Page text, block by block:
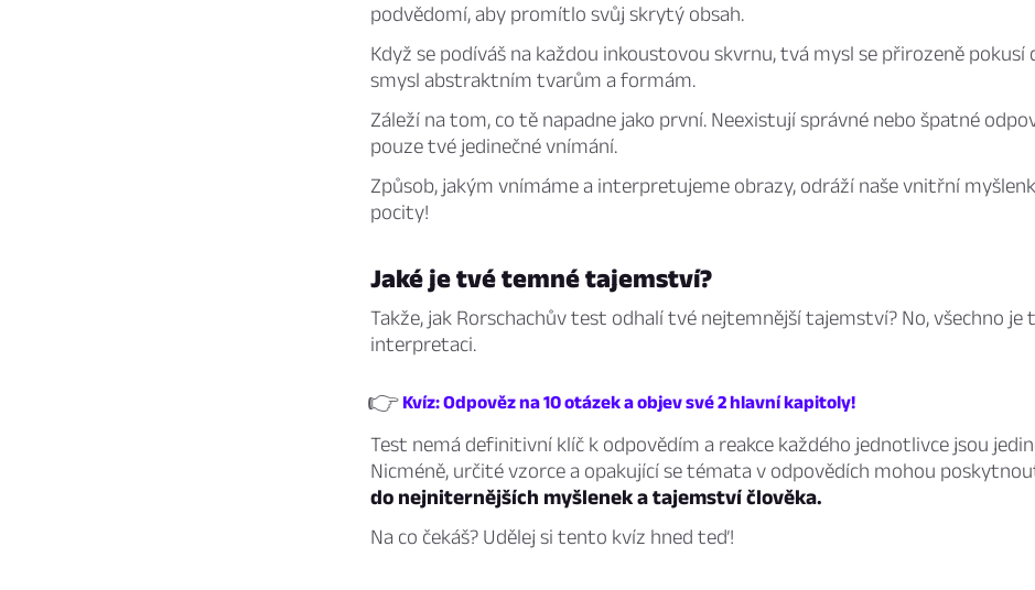
podvědomí, aby promítlo svůj skrytý obsah.
Když se podíváš na každou inkoustovou skvrnu, tvá mysl se přirozeně pokusí
smysl abstraktním tvarům a formám.
Záleží na tom, co tě napadne jako první. Neexistují správné nebo špatné
pouze tvé jedinečné vnímání.
Způsob, jakým vnímáme a interpretujeme obrazy, odráží naše vnitřní
pocity!
Jaké je tvé temné tajemství?
Takže, jak Rorschachův test odhalí tvé nejtemnější tajemství? No, všechno je
interpretaci.
👉 Kvíz: Odpověz na 10 otázek a objev své 2 hlavní kapitoly!
Test nemá definitivní klíč k odpovědím a reakce každého jednotlivce jsou
Nicméně, určité vzorce a opakující se témata v odpovědích mohou
do nejniternějších myšlenek a tajemství člověka.
Na co čekáš? Udělej si tento kvíz hned teď!